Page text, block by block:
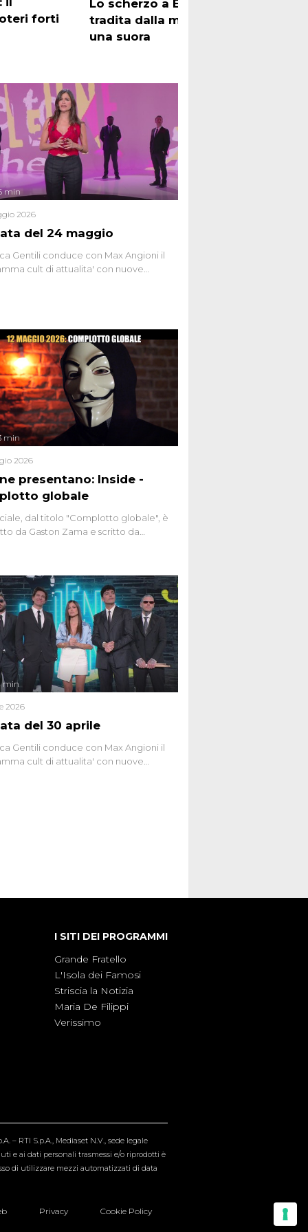
forti
Lo scherzo a Eva Grimaldi
tradita dalla moglie con
una suora
del 24 maggio
min
2026
Gentili conduce con Max Angioni il
cult di attualita' con nuove
presentano: Inside -
globale
min
2026
dal titolo "Complotto globale", è
da Gaston Zama e scritto da
dei sospetti globali e del
che negli ultimi anni hanno
network, talk show, piazze digitali
collettivo.
del 30 aprile
min
2026
Gentili conduce con Max Angioni il
cult di attualita' con nuove
I SITI DEI PROGRAMMI
Grande Fratello
L'Isola dei Famosi
Striscia la Notizia
Maria De Filippi
Verissimo
– RTI S.p.A., Mediaset N.V., sede legale
e ai dati personali trasmessi e/o riprodotti è
di utilizzare mezzi automatizzati di data
Privacy Cookie Policy